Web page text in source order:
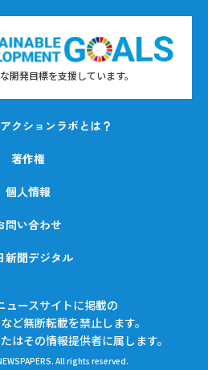
開発目標を支援しています。
クションラボとは？
著作権
個人情報
問い合わせ
新聞デジタル
ュースサイトに掲載の
ど無断転載を禁止します。
はその情報提供者に属します。
All rights reserved.